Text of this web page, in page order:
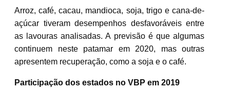
Arroz, café, cacau, mandioca, soja, trigo e cana-de-
açúcar tiveram desempenhos desfavoráveis entre
as lavouras analisadas. A previsão é que algumas
continuem neste patamar em 2020, mas outras
apresentem recuperação, como a soja e o café.
Participação dos estados no VBP em 2019